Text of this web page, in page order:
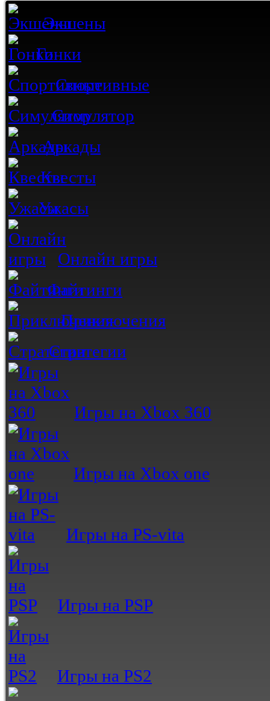
Экшены
Гонки
Спортивные
Симулятор
Аркады
Квесты
Ужасы
Онлайн игры
Файтинги
Приключения
Стратегии
Игры на Xbox 360
Игры на Xbox one
Игры на PS-vita
Игры на PSP
Игры на PS2